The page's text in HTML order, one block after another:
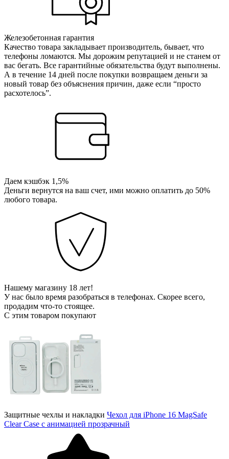
Железобетонная гарантия
Качество товара закладывает производитель, бывает, что
телефоны ломаются. Мы дорожим репутацией и не станем от
вас бегать. Все гарантийные обязательства будут выполнены.
А в течение 14 дней после покупки возвращаем деньги за
новый товар без объяснения причин, даже если “просто
расхотелось”.
Даем кэшбэк 1,5%
Деньги вернутся на ваш счет, ими можно оплатить до 50%
любого товара.
Нашему магазину 18 лет!
У нас было время разобраться в телефонах. Скорее всего,
продадим что-то стоящее.
С этим товаром покупают
Защитные чехлы и накладки Чехол для iPhone 16 MagSafe
Clear Case с анимацией прозрачный